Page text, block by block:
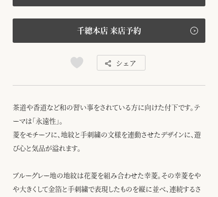
千總本店 来店予約
シェア
茶道や香道など和の習い事をされている方に向けた付下です。テ
ーマは「永遠性」。
菱をモチーフに、地紋と手刺繍の文様を連動させたデザインに、遊
び心と気品が溢れます。
ブルーグレー地の地紋は花菱を組み合わせた幸菱。その幸菱をや
や大きくして金箔と手刺繍で表現したものを縦に並べ、連続するさ